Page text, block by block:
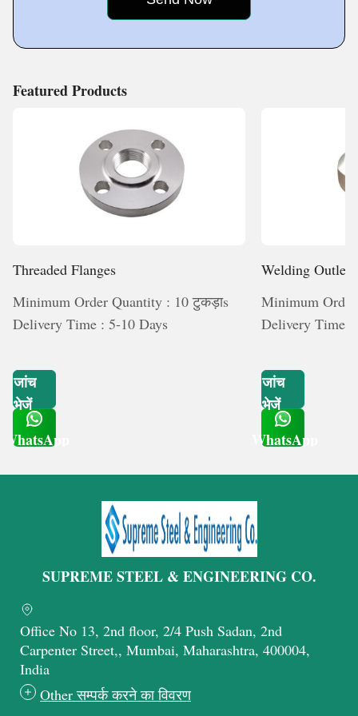
Featured Products
Threaded Flanges
Minimum Order Quantity : 10 टुकड़ाs
Delivery Time : 5-10 Days
जांच
भेजें
WhatsApp
Welding Outlet
Minimum
Delivery Time :
जांच
भेजें
WhatsApp
SUPREME STEEL & ENGINEERING CO.
Office No 13, 2nd floor, 2/4 Push Sadan, 2nd
Carpenter Street,, Mumbai, Maharashtra, 400004,
India
Other सम्पर्क करने का विवरण